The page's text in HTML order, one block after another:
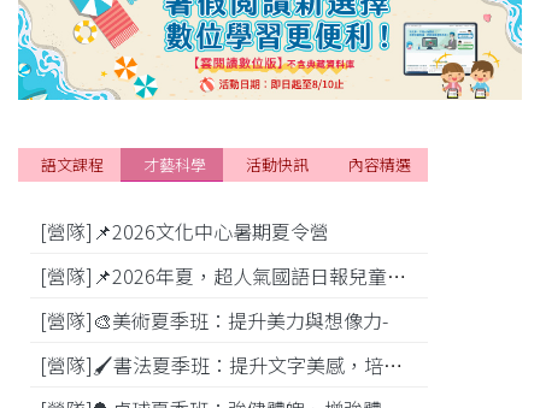
[營隊]📌2026文化中心暑期夏令營
[營隊]📌2026年夏，超人氣國語日報兒童商學院搶先報！
[營隊]🎨美術夏季班：提升美力與想像力-
[營隊]🖌️書法夏季班：提升文字美感，培養專注力—
語文課程 才藝科學 活動快訊 內容精選